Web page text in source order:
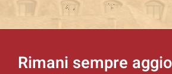
Rimani sempre